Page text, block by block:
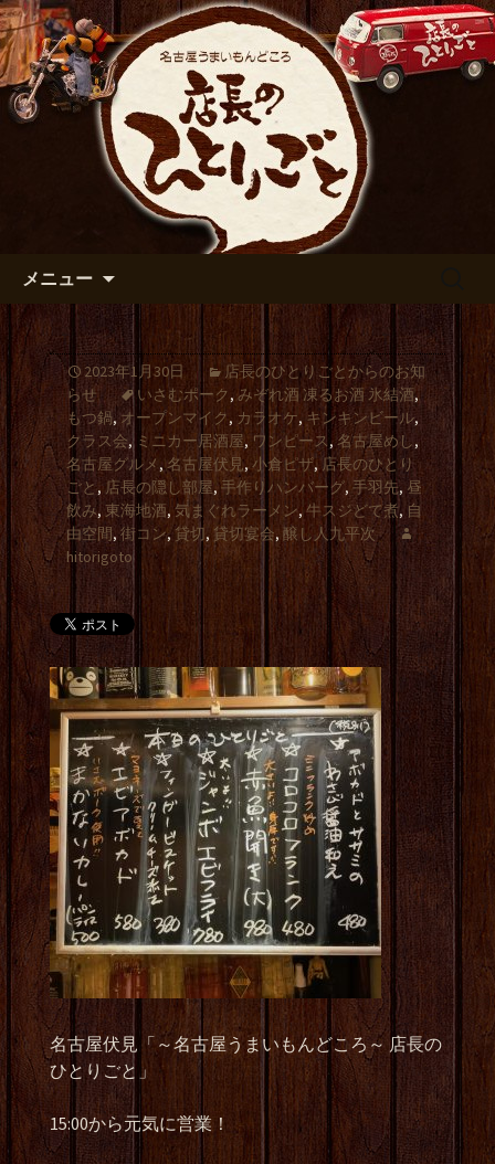
名古屋市伏見の居酒屋【店長の
ひとりごと】のブログ
出張や観光に名古屋めしがおすすめで
す
メニュー
2023年1月30日
店長のひとりごとからのお知
らせ
いさむポーク, みぞれ酒 凍るお酒 氷結酒,
もつ鍋, オープンマイク, カラオケ, キンキンビール,
クラス会, ミニカー居酒屋, ワンピース,名古屋めし,
名古屋グルメ,名古屋伏見,小倉ピザ, 店長のひとり
ごと, 店長の隠し部屋,手作りハンバーグ, 手羽先, 昼
飲み, 東海地酒,気まぐれラーメン, 牛スジどて煮, 自
由空間, 街コン, 貸切, 貸切宴会, 醸し人九平次
hitorigoto
名古屋伏見「～名古屋うまいもんどころ～ 店長の
ひとりごと」
15:00から元気に営業！